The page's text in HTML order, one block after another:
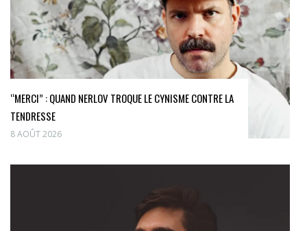
“MERCI” : QUAND NERLOV TROQUE LE CYNISME CONTRE LA
TENDRESSE
8 AOÛT 2026